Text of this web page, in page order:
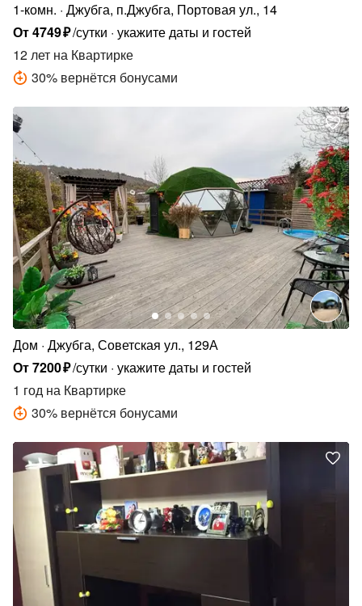
1-комн. Джубга, п.Джубга, Портовая ул., 14
От4749₽/сутки укажите даты и гостей
12 лет на Квартирке
30% вернётся бонусами
Дом Джубга, Советская ул., 129А
От7200₽/сутки укажите даты и гостей
1 год на Квартирке
30% вернётся бонусами